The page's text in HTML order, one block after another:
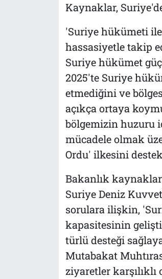
Kaynaklar,
'Suriye hükümeti
hassasiyetle takip
Suriye hükümet
2025'te Suriye
etmediğini ve
açıkça ortaya
bölgemizin huzuru
mücadele olmak
Ordu' ilkesini
Bakanlık
Suriye Deniz
sorulara ilişkin,
kapasitesinin
türlü desteği
Mutabakat
ziyaretler